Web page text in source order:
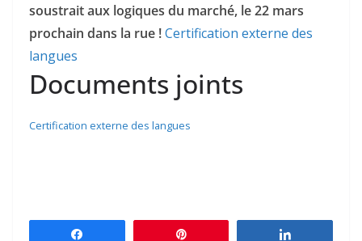
soustrait aux logiques du marché, le 22 mars
prochain dans la rue !Certification externe des
langues
Documents joints
Certification externe des langues